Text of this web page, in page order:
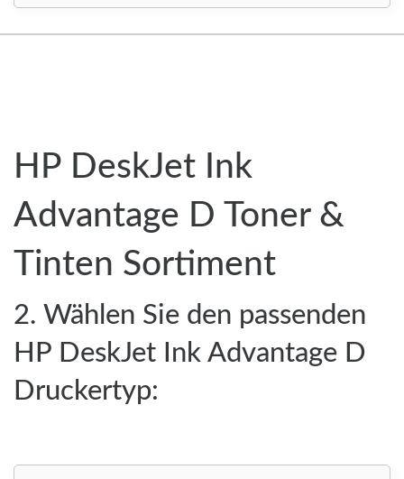
HP DeskJet Ink
Advantage D Toner &
Tinten Sortiment
2. Wählen Sie den passenden
HP DeskJet Ink Advantage D
Druckertyp: